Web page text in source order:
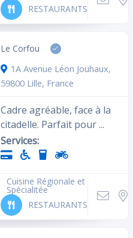
Accessoires
Parking à vélo
Higt tech
Coin VIP
Wifi
Parking
RESTAURANTS
Le Corfou
1A Avenue Léon Jouhaux,
59800 Lille, France
Cadre agréable, face à la
citadelle. Parfait pour ...
Services:
Cuisine Régionale et
Spécialitée
RESTAURANTS